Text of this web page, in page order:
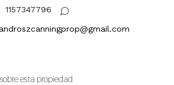
1157347796
esta propiedad